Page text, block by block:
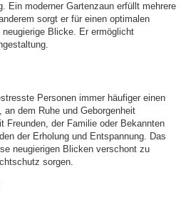
Ein moderner Gartenzaun erfüllt mehrere
sorgt er für einen optimalen
Blicke. Er ermöglicht
Personen immer häufiger einen
dem Ruhe und Geborgenheit
der Familie oder Bekannten
der Erholung und Entspannung. Das
neugierigen Blicken verschont zu
sorgen.